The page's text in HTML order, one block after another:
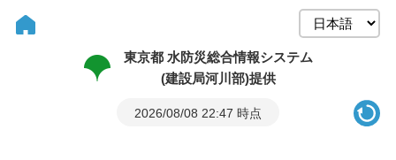
東京都 水防災総合情報システム
(建設局河川部)提供
2026/08/08 22:47 時点